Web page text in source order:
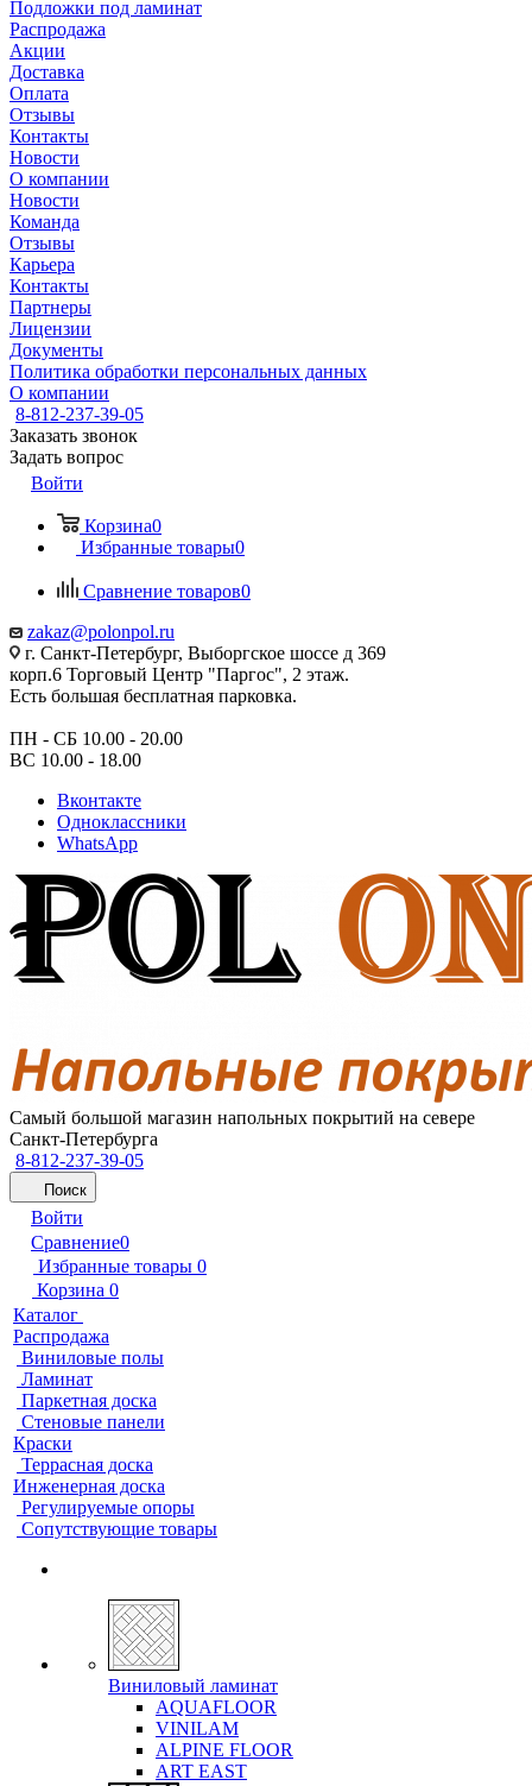
Подложки под ламинат
Распродажа
Акции
Доставка
Оплата
Отзывы
Контакты
Новости
О компании
Новости
Команда
Отзывы
Карьера
Контакты
Партнеры
Лицензии
Документы
Политика обработки персональных данных
О компании
8-812-237-39-05
Заказать звонок
Задать вопрос
Войти
Корзина0
Избранные товары0
Сравнение товаров0
zakaz@polonpol.ru
г. Санкт-Петербург, Выборгское шоссе д 369
корп.6 Торговый Центр "Паргос", 2 этаж.
Есть большая бесплатная парковка.
ПН - СБ 10.00 - 20.00
ВС 10.00 - 18.00
Вконтакте
Одноклассники
WhatsApp
Самый большой магазин напольных покрытий на севере
Санкт-Петербурга
8-812-237-39-05
Поиск
Войти
Сравнение0
Избранные товары 0
Корзина 0
Каталог
Распродажа
Виниловые полы
Ламинат
Паркетная доска
Стеновые панели
Краски
Террасная доска
Инженерная доска
Регулируемые опоры
Сопутствующие товары
Виниловый ламинат
AQUAFLOOR
VINILAM
ALPINE FLOOR
ART EAST